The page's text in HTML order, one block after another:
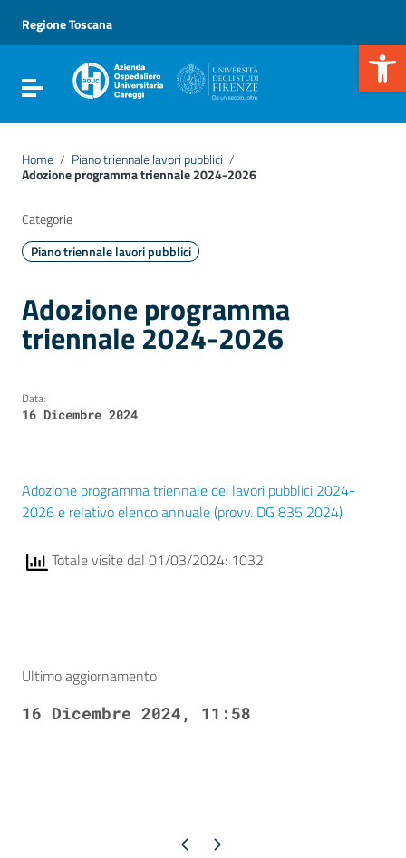
Vai al menu di navigazione
Vai al footer
Regione Toscana
Attiva / disattiva la navigazione
Home / Piano triennale lavori pubblici /
Adozione programma triennale 2024-2026
Adozione programma
triennale 2024-2026
Categorie
Piano triennale lavori pubblici
Data:
16 Dicembre 2024
Adozione programma triennale dei lavori pubblici 2024-
2026 e relativo elenco annuale (provv. DG 835 2024)
Totale visite dal 01/03/2024: 1032
Ultimo aggiornamento
16 Dicembre 2024, 11:58
Pagina precedente
Pagina successiva